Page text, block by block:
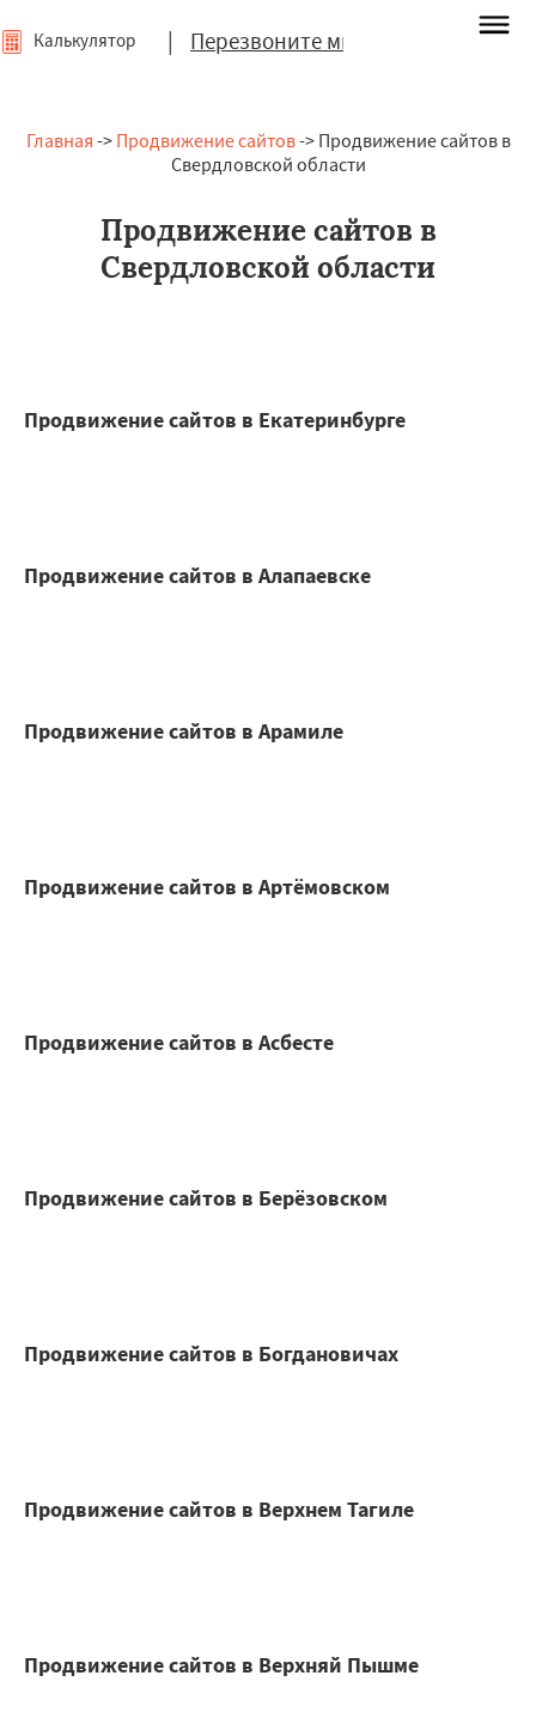
| Перезвоните мне
Калькулятор
Главная -> Продвижение сайтов-> Продвижение сайтов в
Свердловской области
Продвижение сайтов в
Свердловской области
Продвижение сайтов в Екатеринбурге
Продвижение сайтов в Алапаевске
Продвижение сайтов в Арамиле
Продвижение сайтов в Артёмовском
Продвижение сайтов в Асбесте
Продвижение сайтов в Берёзовском
Продвижение сайтов в Богдановичах
Продвижение сайтов в Верхнем Тагиле
Продвижение сайтов в Верхняй Пышме